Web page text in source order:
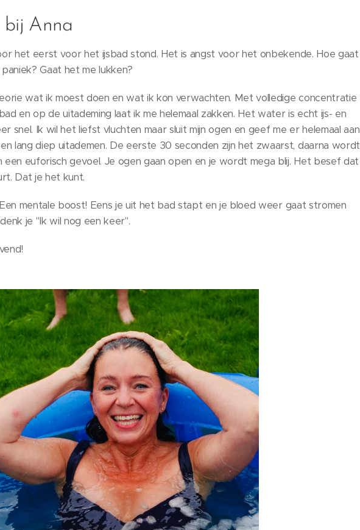
bij Anna
het eerst voor het ijsbad stond. Het is angst voor het onbekende. Hoe gaat
Gaat het me lukken?
wat ik moest doen en wat ik kon verwachten. Met volledige concentratie
en op de uitademing laat ik me helemaal zakken. Het water is echt ijs- en
snel. Ik wil het liefst vluchten maar sluit mijn ogen en geef me er helemaal aan
lang diep uitademen. De eerste 30 seconden zijn het zwaarst, daarna wordt
euforisch gevoel. Je ogen gaan open en je wordt mega blij. Het besef dat
Dat je het kunt.
mentale boost! Eens je uit het bad stapt en je bloed weer gaat stromen
je "Ik wil nog een keer".